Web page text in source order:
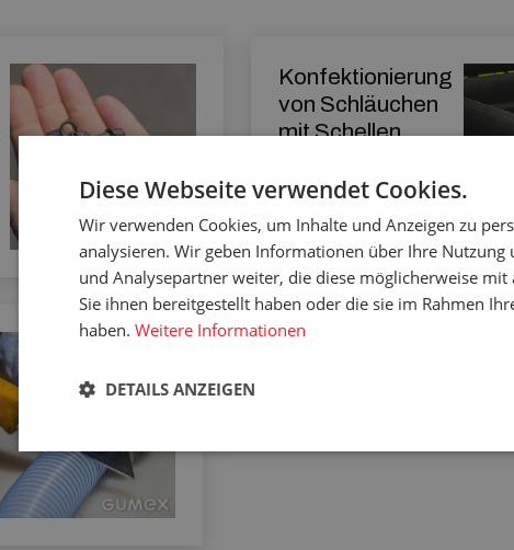
Konfektionierung
von Schläuchen
mit Schellen
Mehr erfahren
Diese Webseite verwendet Cookies.
Wir verwenden Cookies, um Inhalte und Anzeigen zu
analysieren. Wir geben Informationen über Ihre Nutzung
und Analysepartner weiter, die diese möglicherweise
Sie ihnen bereitgestellt haben oder die sie im Rahmen
haben. Weitere Informationen
DETAILS ANZEIGEN